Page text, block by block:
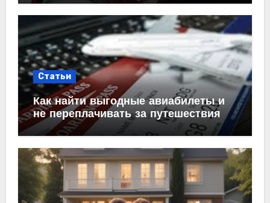
Статьи
Как найти выгодные авиабилеты и
не переплачивать за путешествия